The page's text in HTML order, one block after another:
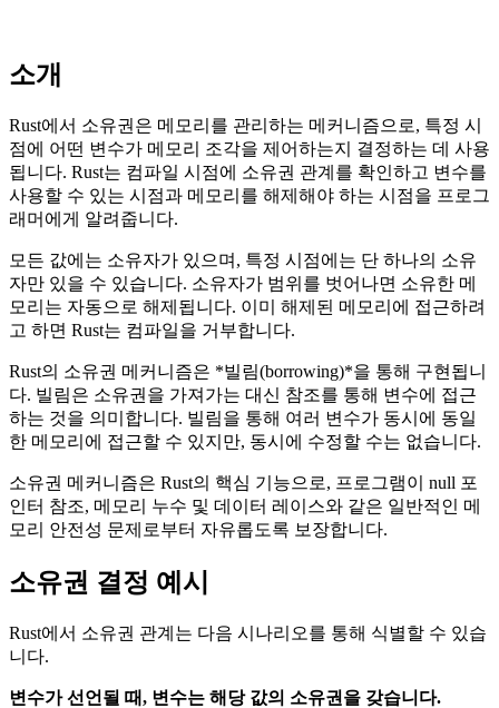
소개
Rust에서 소유권은 메모리를 관리하는 메커니즘으로, 특정 시
점에 어떤 변수가 메모리 조각을 제어하는지 결정하는 데 사용
됩니다. Rust는 컴파일 시점에 소유권 관계를 확인하고 변수를
사용할 수 있는 시점과 메모리를 해제해야 하는 시점을 프로그
래머에게 알려줍니다.
모든 값에는 소유자가 있으며, 특정 시점에는 단 하나의 소유
자만 있을 수 있습니다. 소유자가 범위를 벗어나면 소유한 메
모리는 자동으로 해제됩니다. 이미 해제된 메모리에 접근하려
고 하면 Rust는 컴파일을 거부합니다.
Rust의 소유권 메커니즘은 *빌림(borrowing)*을 통해 구현됩니
다. 빌림은 소유권을 가져가는 대신 참조를 통해 변수에 접근
하는 것을 의미합니다. 빌림을 통해 여러 변수가 동시에 동일
한 메모리에 접근할 수 있지만, 동시에 수정할 수는 없습니다.
소유권 메커니즘은 Rust의 핵심 기능으로, 프로그램이 null 포
인터 참조, 메모리 누수 및 데이터 레이스와 같은 일반적인 메
모리 안전성 문제로부터 자유롭도록 보장합니다.
소유권 결정 예시
Rust에서 소유권 관계는 다음 시나리오를 통해 식별할 수 있습
니다.
변수가 선언될 때, 변수는 해당 값의 소유권을 갖습니다.